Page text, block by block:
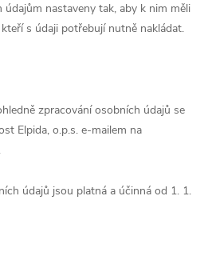
nastaveny tak, aby k nim měli
s údaji potřebují nutně nakládat.
zpracování osobních údajů se
Elpida, o.p.s. e-mailem na
.
údajů jsou platná a účinná od 1. 1.